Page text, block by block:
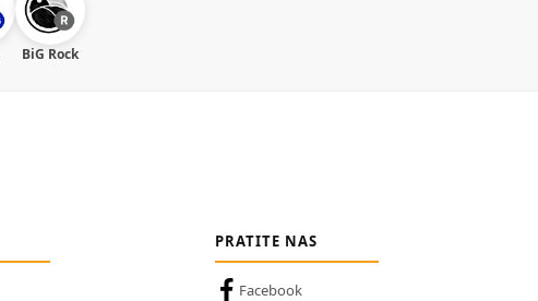
BiG Rock
PRATITE NAS
Facebook